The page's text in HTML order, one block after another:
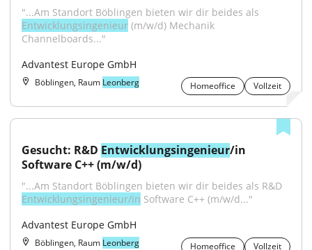
Entwicklungsingenieur (m/w/d) Mechanik
Channelboards..."
Advantest Europe GmbH
Böblingen, Raum Leonberg Homeoffice Vollzeit
Gesucht: R&D Entwicklungsingenieur/in
Software C++ (m/w/d)
Entwicklungsingenieur/in Software C++ (m/w/d..."
Advantest Europe GmbH
Böblingen, Raum Leonberg Homeoffice Vollzeit